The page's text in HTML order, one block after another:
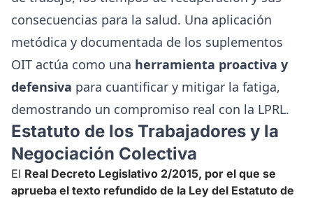
consecuencias para la salud. Una aplicación
metódica y documentada de los suplementos
OIT actúa como una herramienta proactiva y
defensiva para cuantificar y mitigar la fatiga,
demostrando un compromiso real con la LPRL.
Estatuto de los Trabajadores y la
Negociación Colectiva
El Real Decreto Legislativo 2/2015, por el que se
aprueba el texto refundido de la Ley del Estatuto de